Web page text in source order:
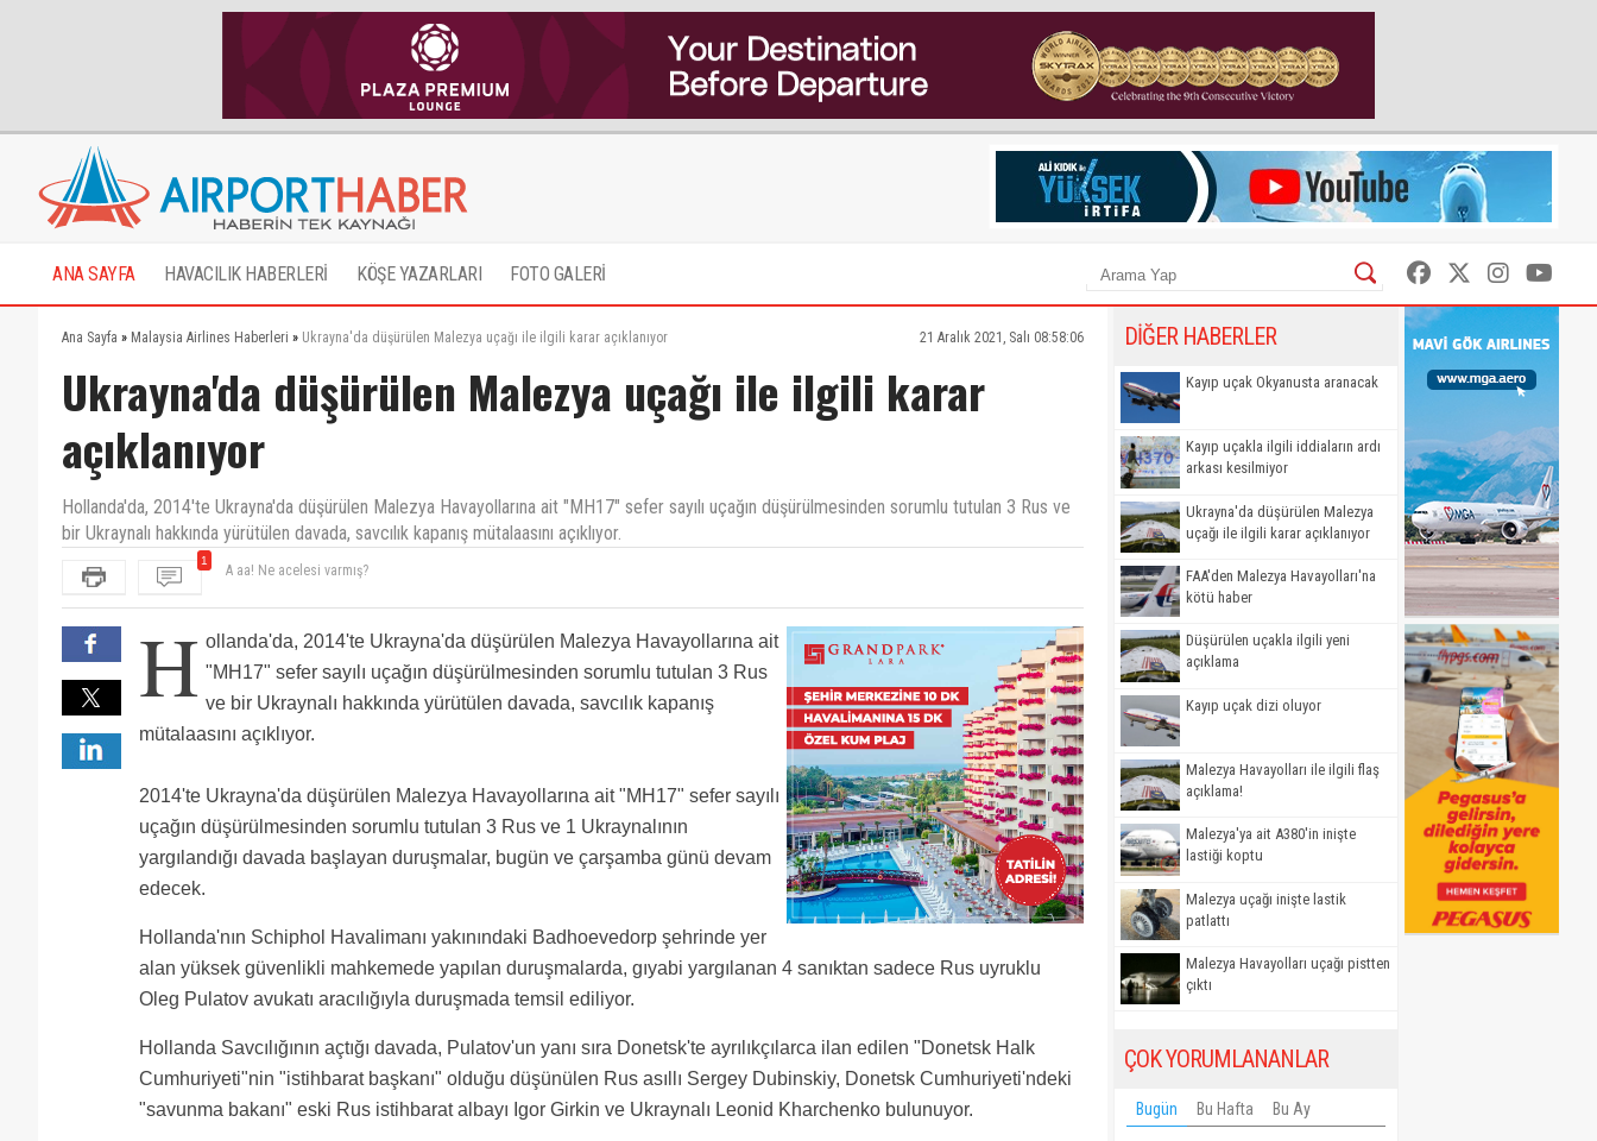
ANA SAYFA HAVACILIK HABERLERİ KÖŞE YAZARLARI FOTO GALERİ
Ana Sayfa » Malaysia Airlines Haberleri » Ukrayna'da düşürülen Malezya uçağı ile ilgili karar açıklanıyor 21 Aralık 2021, Salı 08:58:06
Ukrayna'da düşürülen Malezya uçağı ile ilgili karar
açıklanıyor
Hollanda'da, 2014'te Ukrayna'da düşürülen Malezya Havayollarına ait "MH17" sefer sayılı uçağın düşürülmesinden sorumlu tutulan 3 Rus ve
bir Ukraynalı hakkında yürütülen davada, savcılık kapanış mütalaasını açıklıyor.
1
A aa! Ne acelesi varmış?
H ollanda'da, 2014'te Ukrayna'da düşürülen Malezya Havayollarına ait
"MH17" sefer sayılı uçağın düşürülmesinden sorumlu tutulan 3 Rus
ve bir Ukraynalı hakkında yürütülen davada, savcılık kapanış
mütalaasını açıklıyor.
2014'te Ukrayna'da düşürülen Malezya Havayollarına ait "MH17" sefer sayılı
uçağın düşürülmesinden sorumlu tutulan 3 Rus ve 1 Ukraynalının
yargılandığı davada başlayan duruşmalar, bugün ve çarşamba günü devam
edecek.
Hollanda'nın Schiphol Havalimanı yakınındaki Badhoevedorp şehrinde yer
alan yüksek güvenlikli mahkemede yapılan duruşmalarda, gıyabi yargılanan 4 sanıktan sadece Rus uyruklu
Oleg Pulatov avukatı aracılığıyla duruşmada temsil ediliyor.
Hollanda Savcılığının açtığı davada, Pulatov'un yanı sıra Donetsk'te ayrılıkçılarca ilan edilen "Donetsk Halk
Cumhuriyeti"nin "istihbarat başkanı" olduğu düşünülen Rus asıllı Sergey Dubinskiy, Donetsk Cumhuriyeti'ndeki
"savunma bakanı" eski Rus istihbarat albayı Igor Girkin ve Ukraynalı Leonid Kharchenko bulunuyor.
DİĞER HABERLER
Kayıp uçak Okyanusta aranacak
Kayıp uçakla ilgili iddiaların ardı
arkası kesilmiyor
Ukrayna'da düşürülen Malezya
uçağı ile ilgili karar açıklanıyor
FAA'den Malezya Havayolları'na
kötü haber
Düşürülen uçakla ilgili yeni
açıklama
Kayıp uçak dizi oluyor
Malezya Havayolları ile ilgili flaş
açıklama!
Malezya'ya ait A380'in inişte
lastiği koptu
Malezya uçağı inişte lastik
patlattı
Malezya Havayolları uçağı pistten
çıktı
ÇOK YORUMLANANLAR
Bugün Bu Hafta Bu Ay